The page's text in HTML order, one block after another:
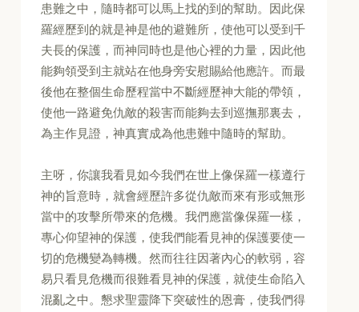
患難之中，隨時都可以馬上找的到的幫助。因此保
羅經歷到的就是神是他的避難所，使他可以受到千
夫長的保護，而神同時也是他心裡的力量，因此他
能夠領受到主就站在他身旁安慰賜給他應許。而最
後他在整個生命歷程當中不斷經歷神大能的帶領，
使他一路避免仇敵的殺害而能夠去到巡撫那裏去，
為主作見證，神真實成為他患難中隨時的幫助。
主呀，你讓我看見如今我們在世上像保羅一樣遵行
神的旨意時，就會經歷許多從仇敵而來有形或無形
當中的攻擊所帶來的危機。我們應當像保羅一樣，
專心仰望神的保護，使我們能看見神的保護要使一
切的危機變為轉機。然而往往因著內心的軟弱，容
易只看見危機而很難看見神的保護，就使生命陷入
混亂之中。懇求聖靈降下突破性的恩膏，使我們得